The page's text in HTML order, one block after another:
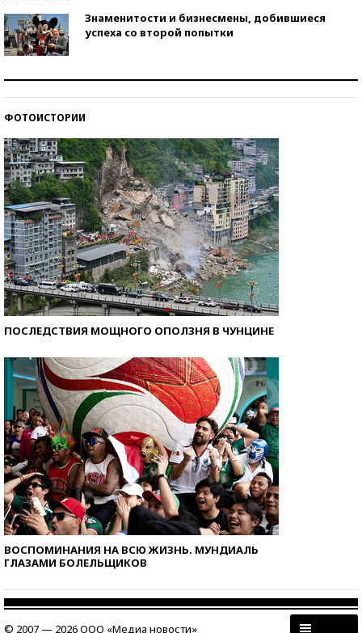
Знаменитости и бизнесмены, добившиеся
успеха со второй попытки
ФОТОИСТОРИИ
ПОСЛЕДСТВИЯ МОЩНОГО ОПОЛЗНЯ В ЧУНЦИНЕ
ВОСПОМИНАНИЯ НА ВСЮ ЖИЗНЬ. МУНДИАЛЬ
ГЛАЗАМИ БОЛЕЛЬЩИКОВ
© 2007 — 2026 ООО «Медиа новости»